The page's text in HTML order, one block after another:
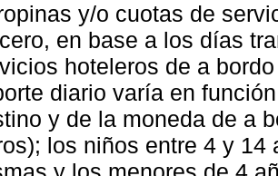
y/o cuotas de
en base a los días
hoteleros de a
diario varía en
y de la moneda de a
los niños entre 4 y